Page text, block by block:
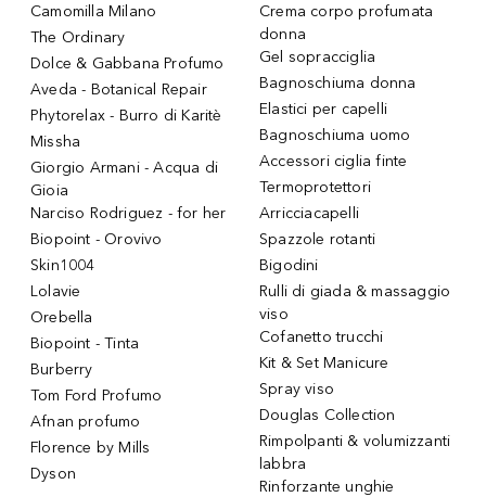
Camomilla Milano
The Ordinary
Dolce & Gabbana Profumo
Aveda - Botanical Repair
Phytorelax - Burro di Karitè
Missha
Giorgio Armani - Acqua di
Gioia
Narciso Rodriguez - for her
Biopoint - Orovivo
Skin1004
Lolavie
Orebella
Biopoint - Tinta
Burberry
Tom Ford Profumo
Afnan profumo
Florence by Mills
Dyson
Crema corpo profumata
donna
Gel sopracciglia
Bagnoschiuma donna
Elastici per capelli
Bagnoschiuma uomo
Accessori ciglia finte
Termoprotettori
Arricciacapelli
Spazzole rotanti
Bigodini
Rulli di giada & massaggio
viso
Cofanetto trucchi
Kit & Set Manicure
Spray viso
Douglas Collection
Rimpolpanti & volumizzanti
labbra
Rinforzante unghie